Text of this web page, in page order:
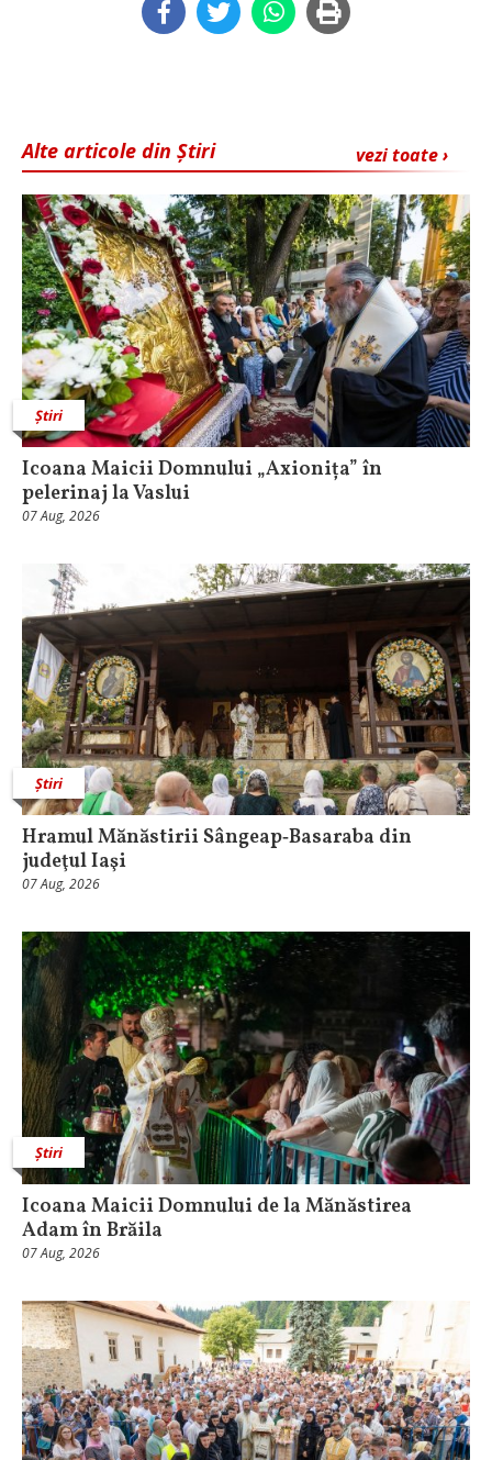
vezi toate ›
Alte articole din Știri
Știri
Icoana Maicii Domnului „Axionița” în
pelerinaj la Vaslui
07 Aug, 2026
Știri
Hramul Mănăstirii Sângeap‑Basaraba din
judeţul Iaşi
07 Aug, 2026
Știri
Icoana Maicii Domnului de la Mănăstirea
Adam în Brăila
07 Aug, 2026